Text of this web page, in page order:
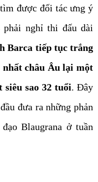
được đối tác ưng ý
phải nghỉ thi đấu dài
Barca tiếp tục trắng
châu Âu lại một
sao 32 tuổi. Đây
đưa ra những phản
Blaugrana ở tuần